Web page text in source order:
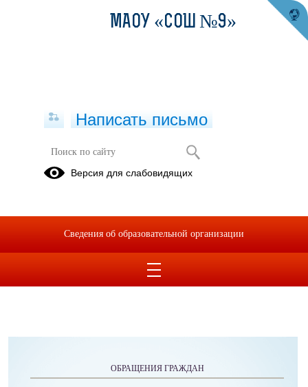
Контакты
Руководитель летнего оздоровительного лагеря Евтушенко Наталья
ОБРАЩЕНИЯ ГРАЖДАН
МАОУ «СОШ №9»
Написать письмо
Версия для слабовидящих
Сведения об образовательной организации